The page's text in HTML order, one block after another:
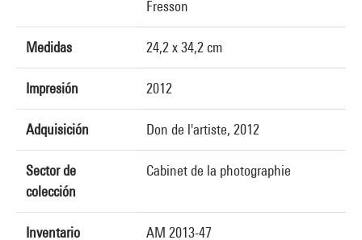
Fresson
Medidas 24,2 x 34,2 cm
Impresión 2012
Adquisición Don de l'artiste, 2012
Sector de
colección
Cabinet de la photographie
Inventario AM 2013-47